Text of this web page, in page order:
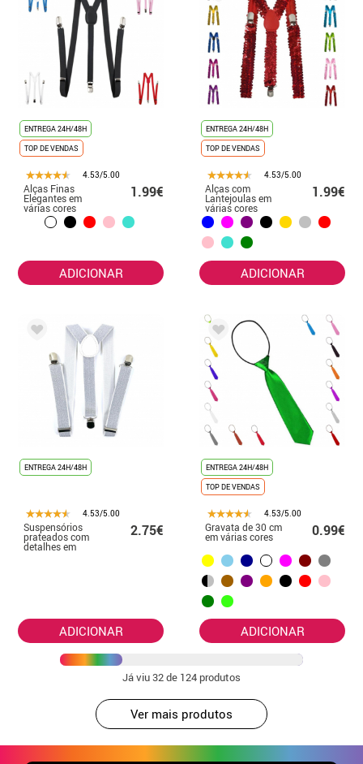
ENTREGA 24H/48H
TOP DE VENDAS
4.53/5.00
Alças Finas
Elegantes em
várias cores
1.99€
ADICIONAR
ENTREGA 24H/48H
TOP DE VENDAS
4.53/5.00
Alças com
Lantejoulas em
várias cores
1.99€
ADICIONAR
ENTREGA 24H/48H
4.53/5.00
Suspensórios
prateados com
detalhes em
2.75€
ADICIONAR
ENTREGA 24H/48H
TOP DE VENDAS
4.53/5.00
Gravata de 30 cm
em várias cores 0.99€
ADICIONAR
Já viu32de 124 produtos
Ver mais produtos